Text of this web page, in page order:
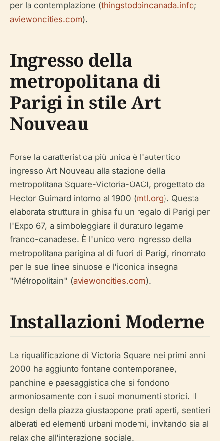
per la contemplazione (thingstodoincanada.info;
aviewoncities.com).
Ingresso della
metropolitana di
Parigi in stile Art
Nouveau
Forse la caratteristica più unica è l'autentico
ingresso Art Nouveau alla stazione della
metropolitana Square-Victoria-OACI, progettato da
Hector Guimard intorno al 1900 (mtl.org). Questa
elaborata struttura in ghisa fu un regalo di Parigi per
l'Expo 67, a simboleggiare il duraturo legame
franco-canadese. È l'unico vero ingresso della
metropolitana parigina al di fuori di Parigi, rinomato
per le sue linee sinuose e l'iconica insegna
"Métropolitain" (aviewoncities.com).
Installazioni Moderne
La riqualificazione di Victoria Square nei primi anni
2000 ha aggiunto fontane contemporanee,
panchine e paesaggistica che si fondono
armoniosamente con i suoi monumenti storici. Il
design della piazza giustappone prati aperti, sentieri
alberati ed elementi urbani moderni, invitando sia al
relax che all'interazione sociale.